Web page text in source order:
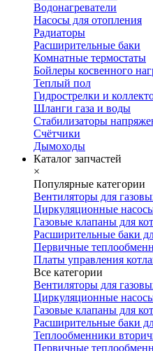
Водонагреватели
Насосы для отопления
Радиаторы
Расширительные баки
Комнатные термостаты
Бойлеры косвенного
Теплый пол
Гидрострелки и
Шланги газа и воды
Стабилизаторы
Счётчики
Дымоходы
Каталог запчастей
×
Популярные категории
Вентиляторы для
Циркуляционные
Газовые клапаны для
Расширительные баки
Первичные
Платы управления
Все категории
Вентиляторы для
Циркуляционные
Газовые клапаны для
Расширительные баки
Теплообменники
Первичные